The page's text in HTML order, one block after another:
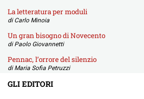
La letteratura per moduli
di Carlo Minoia
Un gran bisogno di Novecento
di Paolo Giovannetti
Pennac, l’orrore del silenzio
di Maria Sofia Petruzzi
GLI EDITORI